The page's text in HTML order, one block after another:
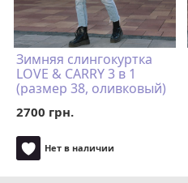
Зимняя слингокуртка
LOVE & CARRY 3 в 1
(размер 38, оливковый)
2700 грн.
Нет в наличии